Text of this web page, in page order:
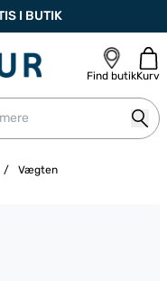
I BUTIK
Find butikKurv
/ Vægten